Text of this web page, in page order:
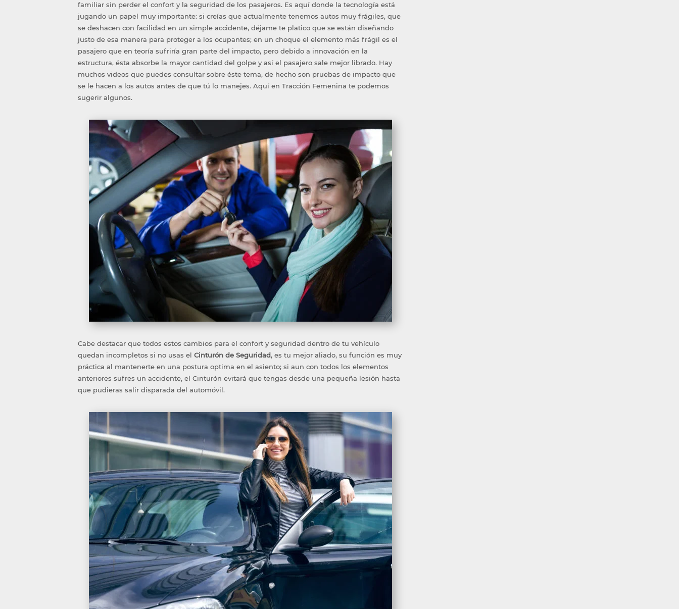
familiar sin perder el confort y la seguridad de los pasajeros. Es aquí donde la tecnología está
jugando un papel muy importante: si creías que actualmente tenemos autos muy frágiles, que
se deshacen con facilidad en un simple accidente, déjame te platico que se están diseñando
justo de esa manera para proteger a los ocupantes; en un choque el elemento más frágil es el
pasajero que en teoría sufriría gran parte del impacto, pero debido a innovación en la
estructura, ésta absorbe la mayor cantidad del golpe y así el pasajero sale mejor librado. Hay
muchos videos que puedes consultar sobre éste tema, de hecho son pruebas de impacto que
se le hacen a los autos antes de que tú lo manejes. Aquí en Tracción Femenina te podemos
sugerir algunos.
Cabe destacar que todos estos cambios para el confort y seguridad dentro de tu vehículo
quedan incompletos si no usas elCinturón de Seguridad, es tu mejor aliado, su función es muy
práctica al mantenerte en una postura optima en el asiento; si aun con todos los elementos
anteriores sufres un accidente, el Cinturón evitará que tengas desde una pequeña lesión hasta
que pudieras salir disparada del automóvil.